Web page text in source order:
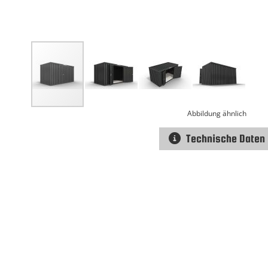
Abbildung ähnlich
Technische Daten